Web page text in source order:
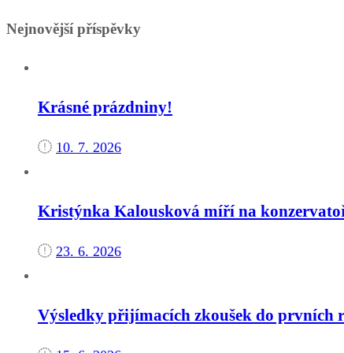
Nejnovější příspěvky
Krásné prázdniny!
10. 7. 2026
Kristýnka Kalousková míří na
23. 6. 2026
Výsledky přijímacích zkoušek do prvních